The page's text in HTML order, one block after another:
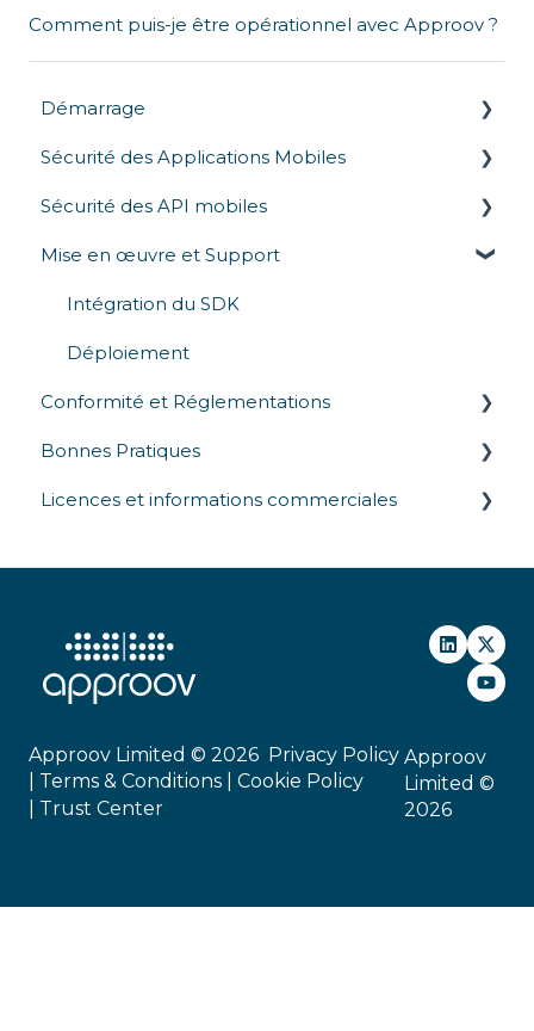
Comment puis-je être opérationnel avec Approov ?
Démarrage
Présentation
Comparaison concurrentielle
Sécurité des Applications Mobiles
Protection en temps d’exécution
Attestation d'Application
Obfuscation de Code
Sécurité des API mobiles
Communication avec les API
Menaces API
Mise en œuvre et Support
Intégration du SDK
Déploiement
Conformité et Réglementations
Lois sur la confidentialité
Réglementations industrielles
Bonnes Pratiques
Tests et Validation de la Sécurité
Licences et informations commerciales
Approov Limited © 2026 Privacy Policy
Terms & Conditions |
Cookie Policy
Trust Center
Approov
Limited ©
2026